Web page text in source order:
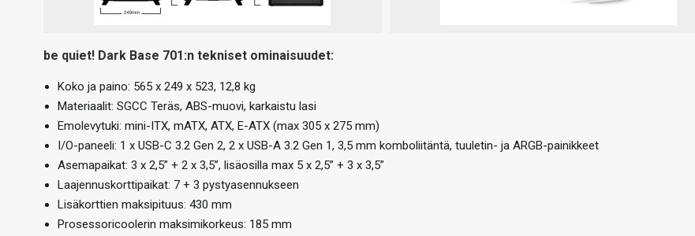
be quiet! Dark Base 701:n tekniset ominaisuudet:
Koko ja paino: 565 x 249 x 523, 12,8 kg
Materiaalit: SGCC Teräs, ABS-muovi, karkaistu lasi
Emolevytuki: mini-ITX, mATX, ATX, E-ATX (max 305 x 275 mm)
I/O-paneeli: 1 x USB-C 3.2 Gen 2, 2 x USB-A 3.2 Gen 1, 3,5 mm komboliitäntä, tuuletin- ja ARGB-painikkeet
Asemapaikat: 3 x 2,5” + 2 x 3,5”, lisäosilla max 5 x 2,5” + 3 x 3,5”
Laajennuskorttipaikat: 7 + 3 pystyasennukseen
Lisäkorttien maksipituus: 430 mm
Prosessoricoolerin maksimikorkeus: 185 mm